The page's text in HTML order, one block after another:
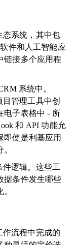
态系统，其中包
件和人工智能应
链接多个应用程
系统中。
管理工具中创
电子表格中 - 所
和 API 功能允
即使是利基应用
件逻辑。这些工
据条件发生哪些
作流程中完成的